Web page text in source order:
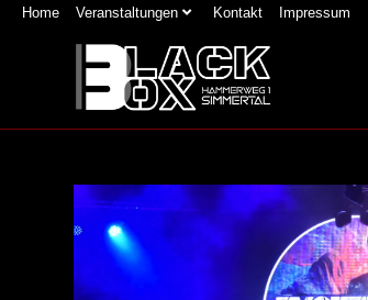
Home Veranstaltungen Kontakt Impressum